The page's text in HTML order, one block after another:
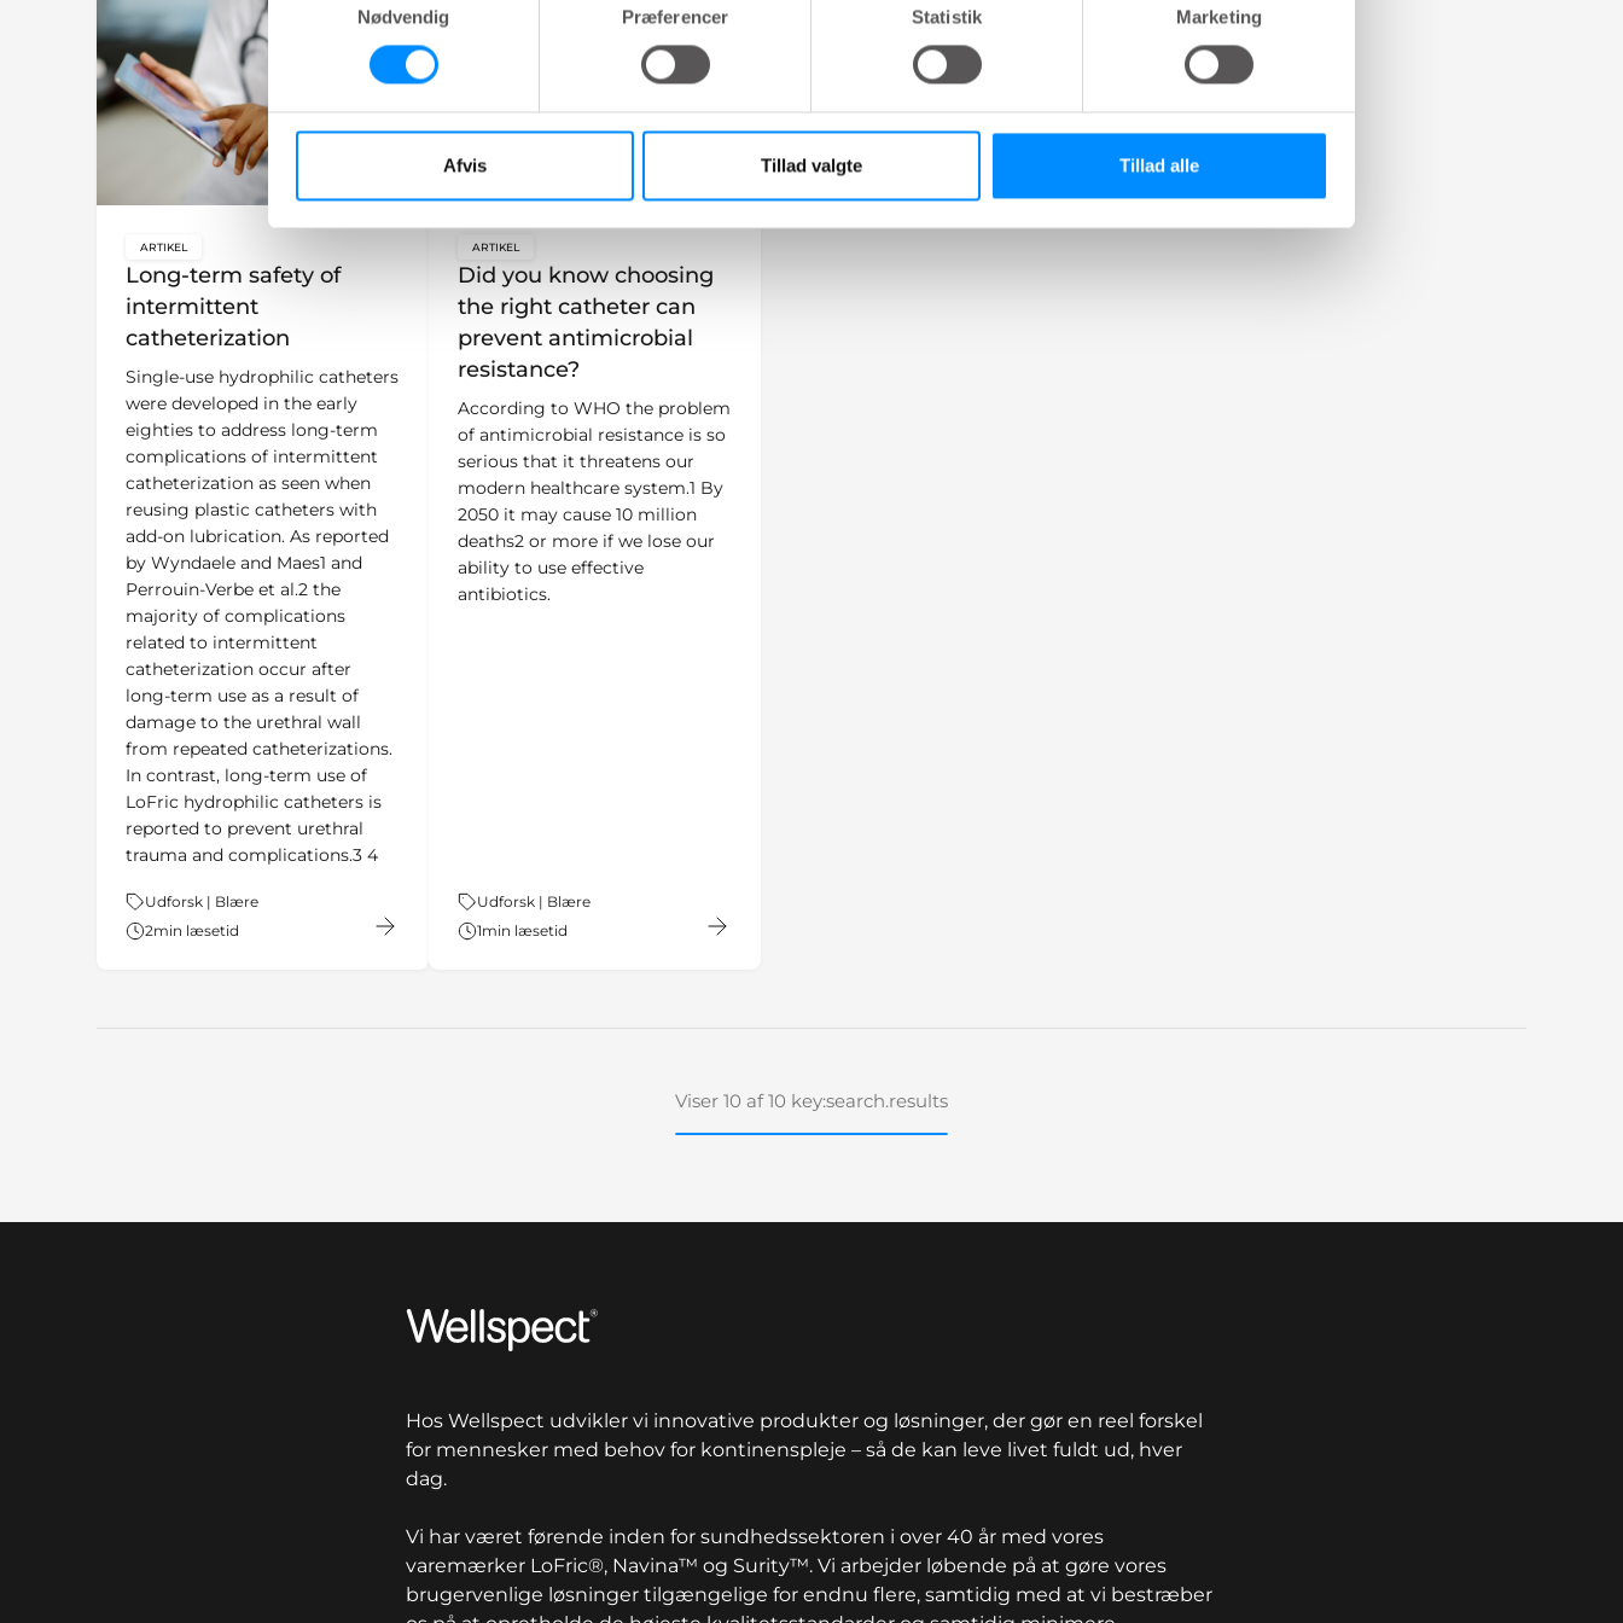
Nødvendig
Præferencer Statistik Marketing
Afvis Tillad valgte Tillad alle
Long-term safety of
intermittent
catheterization
ARTIKEL
Single-use hydrophilic catheters
were developed in the early
eighties to address long-term
complications of intermittent
catheterization as seen when
reusing plastic catheters with
add-on lubrication. As reported
by Wyndaele and Maes1 and
Perrouin-Verbe et al.2 the
majority of complications
related to intermittent
catheterization occur after
long-term use as a result of
damage to the urethral wall
from repeated catheterizations.
In contrast, long-term use of
LoFric hydrophilic catheters is
reported to prevent urethral
trauma and complications.3 4
Tema:
Udforsk | Blære
2min læsetid
Did you know choosing
the right catheter can
prevent antimicrobial
resistance?
ARTIKEL
According to WHO the problem
of antimicrobial resistance is so
serious that it threatens our
modern healthcare system.1 By
2050 it may cause 10 million
deaths2 or more if we lose our
ability to use effective
antibiotics.
Tema:
Udforsk | Blære
1min læsetid
Viser 10 af 10 key:search.results
Wellspect
Hos Wellspect udvikler vi innovative produkter og løsninger, der gør en reel forskel
for mennesker med behov for kontinenspleje – så de kan leve livet fuldt ud, hver
dag.
Vi har været førende inden for sundhedssektoren i over 40 år med vores
varemærker LoFric®, Navina™ og Surity™. Vi arbejder løbende på at gøre vores
brugervenlige løsninger tilgængelige for endnu flere, samtidig med at vi bestræber